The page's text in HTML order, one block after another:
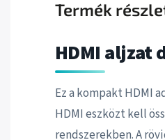
Termék
HDMI aljzat
Ez a kompakt HDMI
HDMI eszközt kell
rendszerekben. A